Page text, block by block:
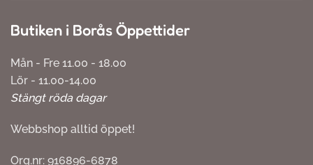
Butiken i Borås Öppettider
Mån - Fre 11.00 - 18.00
Lör - 11.00-14.00
Stängt röda dagar
Webbshop alltid öppet!
Org.nr: 916896-6878